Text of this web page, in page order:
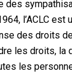
des
l’ACLC est
des droits
les droits, la
les